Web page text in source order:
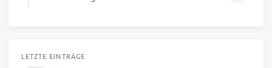
LETZTE EINTRÄGE